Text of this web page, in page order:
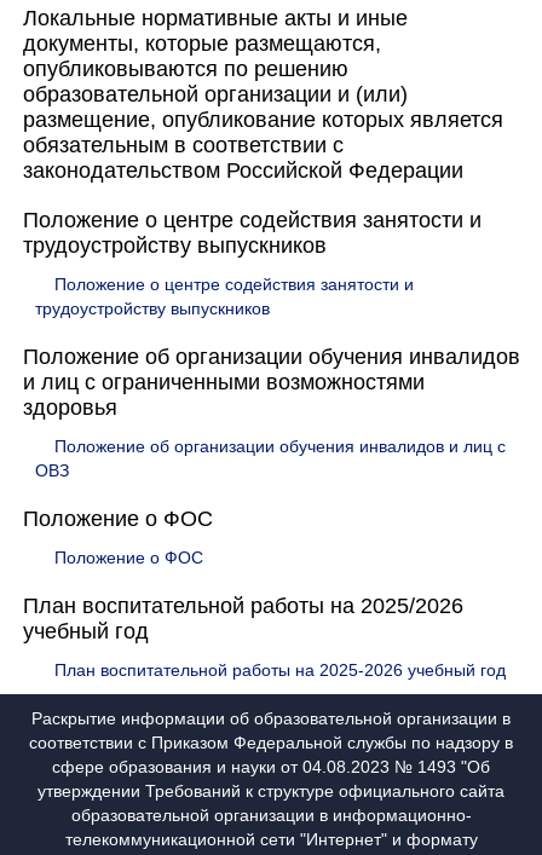
Локальные нормативные акты и иные
документы, которые размещаются,
опубликовываются по решению
образовательной организации и (или)
размещение, опубликование которых является
обязательным в соответствии с
законодательством Российской Федерации
Положение о центре содействия занятости и
трудоустройству выпускников
Положение о центре содействия занятости и
трудоустройству выпускников
Положение об организации обучения инвалидов
и лиц с ограниченными возможностями
здоровья
Положение об организации обучения инвалидов и лиц с
ОВЗ
Положение о ФОС
Положение о ФОС
План воспитательной работы на 2025/2026
учебный год
План воспитательной работы на 2025-2026 учебный год
Раскрытие информации об образовательной организации в
соответствии с Приказом Федеральной службы по надзору в
сфере образования и науки от 04.08.2023 № 1493 "Об
утверждении Требований к структуре официального сайта
образовательной организации в информационно-
телекоммуникационной сети "Интернет" и формату